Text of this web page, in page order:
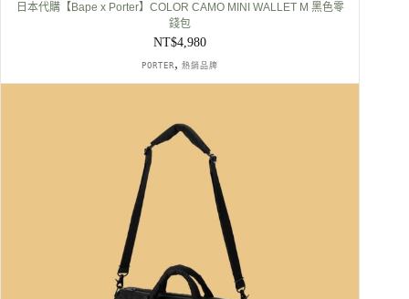
日本代購【Bape x Porter】COLOR CAMO MINI WALLET M 黑色零
錢包
NT$4,980
PORTER,熱銷品牌